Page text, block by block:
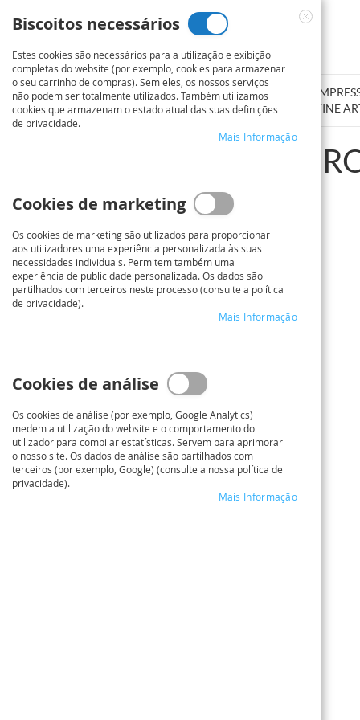
para
o
Conteúdo
SERVIÇO DE IMPRESSÃO
DE PLANTAS
CARTAZ / POSTER
FOTOGRÁFICO
FINE
DISPOSIÇÕES DE
Visão Geral
Biscoitos necessários
Estes cookies são necessários para a utilização e exibição
completas do website (por exemplo, cookies para armazenar
o seu carrinho de compras). Sem eles, os nossos serviços
não podem ser totalmente utilizados. Também utilizamos
cookies que armazenam o estado atual das suas definições
de privacidade.
Mais Informação
Cookies de marketing
Os cookies de marketing são utilizados para proporcionar
aos utilizadores uma experiência personalizada às suas
necessidades individuais. Permitem também uma
experiência de publicidade personalizada. Os dados são
partilhados com terceiros neste processo (consulte a política
de privacidade).
Mais Informação
Cookies de análise
Os cookies de análise (por exemplo, Google Analytics)
medem a utilização do website e o comportamento do
utilizador para compilar estatísticas. Servem para aprimorar
o nosso site. Os dados de análise são partilhados com
terceiros (por exemplo, Google) (consulte a nossa política de
privacidade).
Mais Informação